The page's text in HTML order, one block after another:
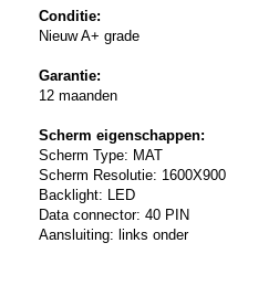
Conditie:
Nieuw A+ grade
Garantie:
12 maanden
Scherm eigenschappen:
Scherm Type: MAT
Scherm Resolutie: 1600X900
Backlight: LED
Data connector: 40 PIN
Aansluiting: links onder